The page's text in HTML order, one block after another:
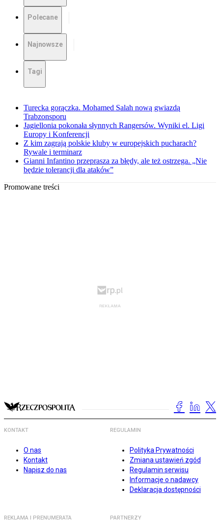
Polecane
Najnowsze
Tagi
Turecka gorączka. Mohamed Salah nową gwiazdą
Trabzonsporu
Jagiellonia pokonała słynnych Rangersów. Wyniki el. Ligi
Europy i Konferencji
Z kim zagrają polskie kluby w europejskich pucharach?
Rywale i terminarz
Gianni Infantino przeprasza za błędy, ale też ostrzega. „Nie
będzie tolerancji dla ataków”
Promowane treści
KONTAKT
O nas
Kontakt
Napisz do nas
REGULAMIN
Polityka Prywatności
Zmiana ustawień zgód
Regulamin serwisu
Informacje o nadawcy
Deklaracja dostępności
REKLAMA I PRENUMERATA PARTNERZY